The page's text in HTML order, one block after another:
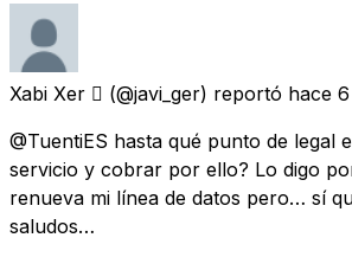
Xabi Xer  (@javi_ger) reportó hace
@TuentiES hasta qué punto de legal
servicio y cobrar por ello? Lo digo
renueva mi línea de datos pero… sí
saludos…